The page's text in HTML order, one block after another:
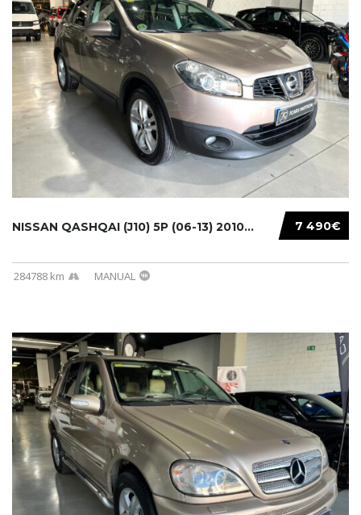
7 490€
NISSAN QASHQAI (J10) 5P (06-13) 2010...
284788 km MANUAL